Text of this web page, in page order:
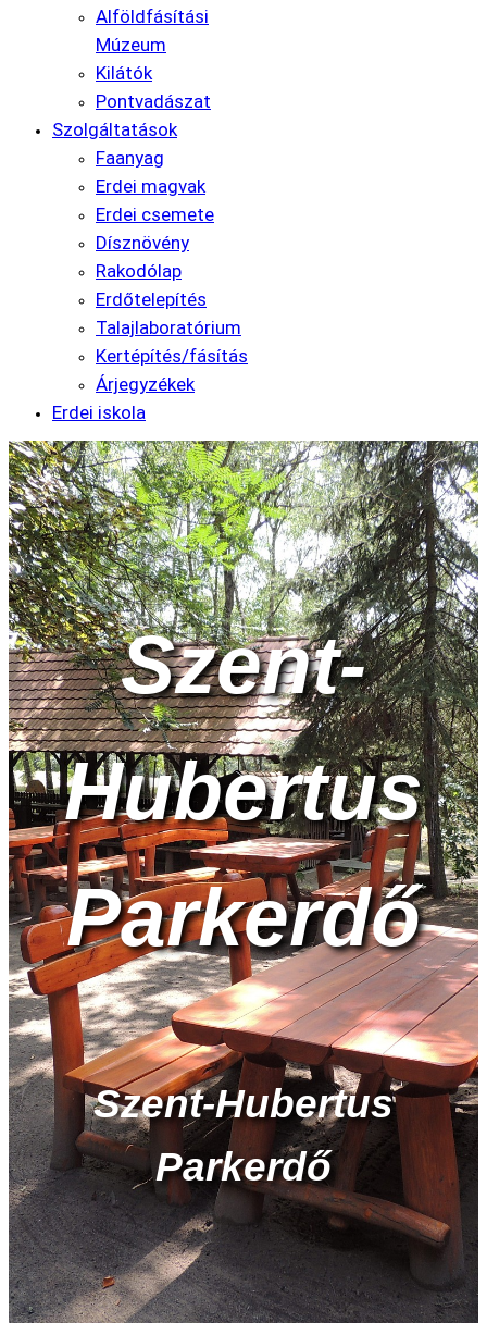
Alföldfásítási
Múzeum
Kilátók
Pontvadászat
Szolgáltatások
Faanyag
Erdei magvak
Erdei csemete
Dísznövény
Rakodólap
Erdőtelepítés
Talajlaboratórium
Kertépítés/fásítás
Árjegyzékek
Erdei iskola
Szent-
Hubertus
Parkerdő
Szent-Hubertus
Parkerdő